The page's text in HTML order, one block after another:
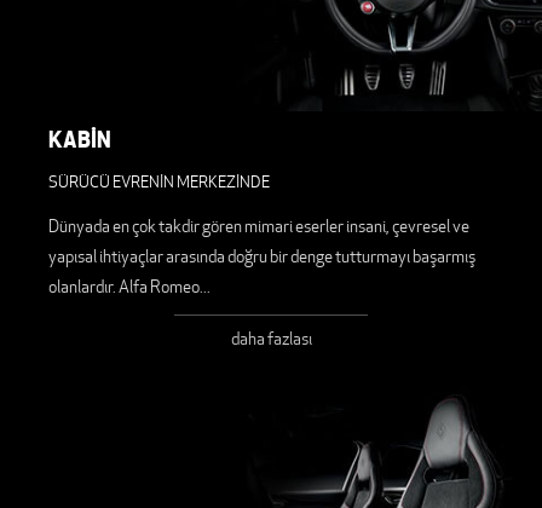
KABİN
SÜRÜCÜ EVRENİN MERKEZİNDE
Dünyada en çok takdir gören mimari eserler insani, çevresel ve
yapısal ihtiyaçlar arasında doğru bir denge tutturmayı başarmış
olanlardır. Alfa Romeo...
daha fazlası